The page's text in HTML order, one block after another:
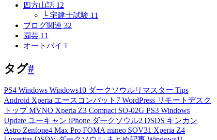
四方山話 12
└ 宅建士試験 11
ブログ関連 32
園芸 11
オートバイ 1
タグ#
PS4 Windows Windows10 ダークソウルリマスター Tips
Android Xperia エースコンバット7 WordPress リモートデスク
トップMVNO Xperia Z3 Compact SO-02G PS3 Windows
Update ユーキャン iPhone ダークソウル2 DSDS キンカン
Astro Zenfone4 Max Pro FOMAmineo SOV31 Xperia Z4